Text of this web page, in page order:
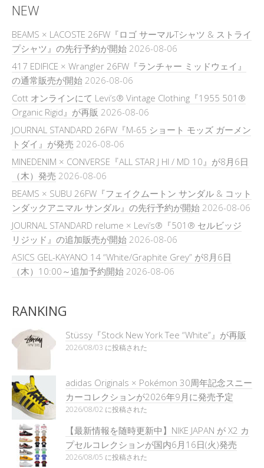
NEW
BEAMS × LACOSTE 26FW『ロゴ サーマルTシャツ & ストライ
プシャツ』の先行予約が開始 2026-08-06
417 EDIFICE × Wrangler 26FW『ランチャー ミッドウェイ』
の通常販売が開始 2026-08-06
Cott オンラインにて Levi’s® Vintage Clothing『1955 501®
Organic Rigid』が再販 2026-08-06
JOURNAL STANDARD 26FW『M-65 ショート モッズ ガーメン
トダイ』が発売 2026-08-06
MINEDENIM × CONVERSE『ALL STAR J HI / MD 10』が8月6日
（木）発売 2026-08-06
BEAMS × SUBU 26FW『フェイクムートン サンダル & コット
ンダックアニマル サンダル』の先行予約が開始 2026-08-06
JOURNAL STANDARD relume × Levi’s®『501® セルビッジ
リジッド』の追加販売が開始 2026-08-06
ASICS GEL-KAYANO 14 “White/Graphite Grey” が8月6日
（木）10:00～追加予約開始 2026-08-06
RANKING
Stüssy『Stock New York Tee “White”』が再販
2026/08/03 に投稿された
adidas Originals × Pokémon 30周年記念スニー
カーコレクションが2026年9月に発売予定
2026/08/02 に投稿された
【最新情報を随時更新中】NIKE JAPAN が X2 カ
プセルコレクションが国内6月16日(火)発売
2026/08/05 に投稿された